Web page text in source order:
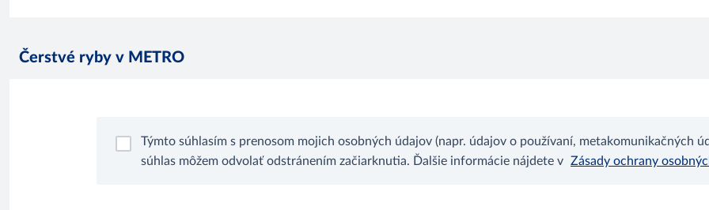
Čerstvé ryby v METRO
Týmto súhlasím s prenosom mojich osobných údajov (napr. údajov o používaní, metakomunikačných
súhlas môžem odvolať odstránením začiarknutia. Ďalšie informácie nájdete v Zásady ochrany